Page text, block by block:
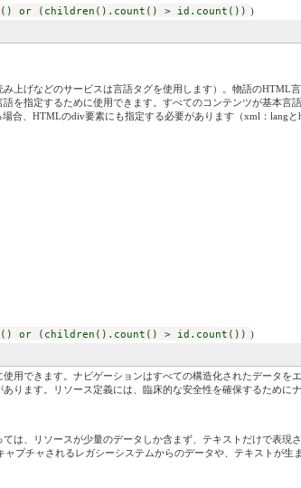
or (children().count() > id.count()) )
上げなどのサービスは言語タグを使用します）。物語のHTML
指定するために使用できます。すべてのコンテンツが基本言
合、HTMLのdiv要素にも指定する必要があります（xml：lang
or (children().count() > id.count()) )
用できます。ナビゲーションはすべての構造化されたデータを
ります。リソース定義には、臨床的な安全性を確保するために
は、リソースが少量のデータしか含まず、テキストだけで表現
プチャされるレガシーシステムからのデータや、テキストが生